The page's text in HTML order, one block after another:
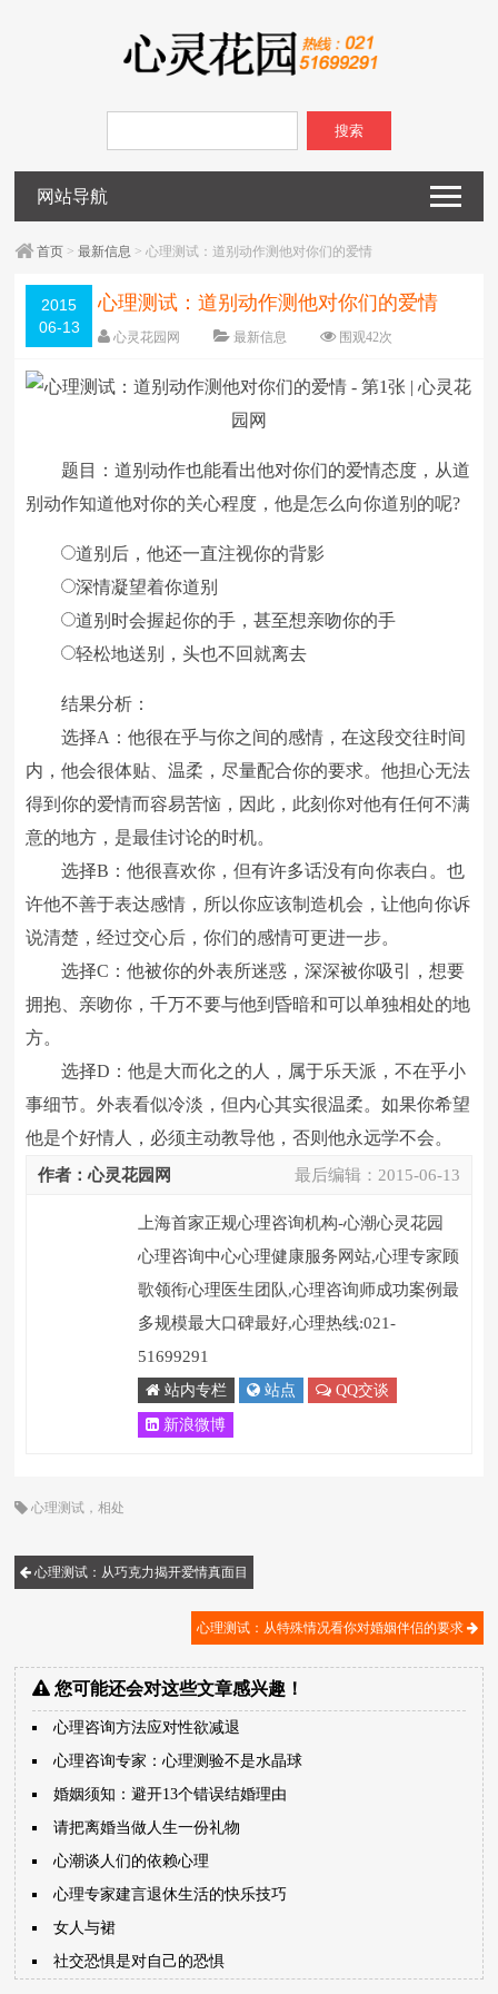
搜索
网站导航
首页 >最新信息 > 心理测试：道别动作测他对你们的爱情
2015
06-13
心理测试：道别动作测他对你们的爱情
心灵花园网 最新信息 围观42次
字体：大 中 小
题目：道别动作也能看出他对你们的爱情态度，从道
别动作知道他对你的关心程度，他是怎么向你道别的呢?
道别后，他还一直注视你的背影
深情凝望着你道别
道别时会握起你的手，甚至想亲吻你的手
轻松地送别，头也不回就离去
结果分析：
选择A：他很在乎与你之间的感情，在这段交往时间
内，他会很体贴、温柔，尽量配合你的要求。他担心无法
得到你的爱情而容易苦恼，因此，此刻你对他有任何不满
意的地方，是最佳讨论的时机。
选择B：他很喜欢你，但有许多话没有向你表白。也
许他不善于表达感情，所以你应该制造机会，让他向你诉
说清楚，经过交心后，你们的感情可更进一步。
选择C：他被你的外表所迷惑，深深被你吸引，想要
拥抱、亲吻你，千万不要与他到昏暗和可以单独相处的地
方。
选择D：他是大而化之的人，属于乐天派，不在乎小
事细节。外表看似冷淡，但内心其实很温柔。如果你希望
他是个好情人，必须主动教导他，否则他永远学不会。
最后编辑： 2015-06-13
作者：心灵花园网
上海首家正规心理咨询机构-心潮心灵花园
心理咨询中心心理健康服务网站,心理专家顾
歌领衔心理医生团队,心理咨询师成功案例最
多规模最大口碑最好,心理热线:021-
51699291
站内专栏 站点 QQ交谈
新浪微博
心理测试 ，相处
心理测试：从巧克力揭开爱情真面目
心理测试：从特殊情况看你对婚姻伴侣的要求
您可能还会对这些文章感兴趣！
心理咨询方法应对性欲减退
心理咨询专家：心理测验不是水晶球
婚姻须知：避开13个错误结婚理由
请把离婚当做人生一份礼物
心潮谈人们的依赖心理
心理专家建言退休生活的快乐技巧
女人与裙
社交恐惧是对自己的恐惧